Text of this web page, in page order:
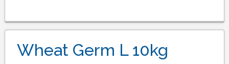
Wheat Germ L 10kg